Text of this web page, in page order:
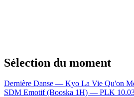
Sélection du moment
Dernière Danse — Kyo La Vie Qu'on
SDM Emotif (Booska 1H) — PLK